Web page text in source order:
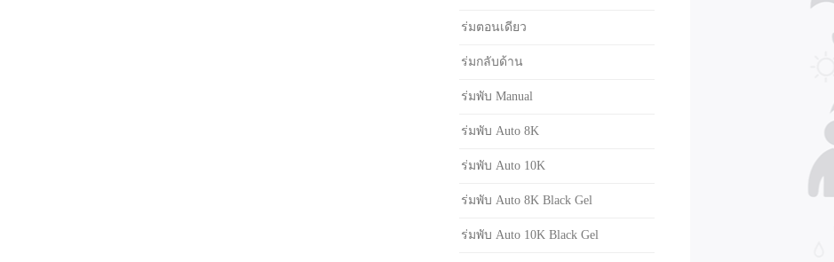
ร่มตอนเดียว
ร่มกลับด้าน
ร่มพับ Manual
ร่มพับ Auto 8K
ร่มพับ Auto 10K
ร่มพับ Auto 8K Black Gel
ร่มพับ Auto 10K Black Gel